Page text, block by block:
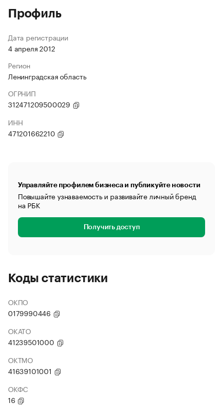
Профиль
Дата регистрации
4 апреля 2012
Регион
Ленинградская область
ОГРНИП
312471209500029
ИНН
471201662210
Управляйте профилем бизнеса и публикуйте новости
Повышайте узнаваемость и развивайте личный бренд
на РБК
Получить доступ
Коды статистики
ОКПО
0179990446
ОКАТО
41239501000
ОКТМО
41639101001
ОКФС
16